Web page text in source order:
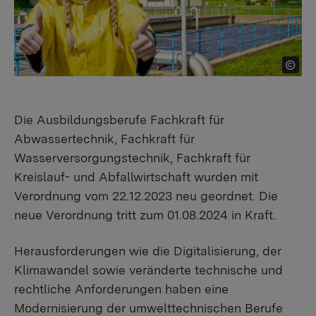
Die Ausbildungsberufe Fachkraft für
Abwassertechnik, Fachkraft für
Wasserversorgungstechnik, Fachkraft für
Kreislauf- und Abfallwirtschaft wurden mit
Verordnung vom 22.12.2023 neu geordnet. Die
neue Verordnung tritt zum 01.08.2024 in Kraft.
Herausforderungen wie die Digitalisierung, der
Klimawandel sowie veränderte technische und
rechtliche Anforderungen haben eine
Modernisierung der umwelttechnischen Berufe